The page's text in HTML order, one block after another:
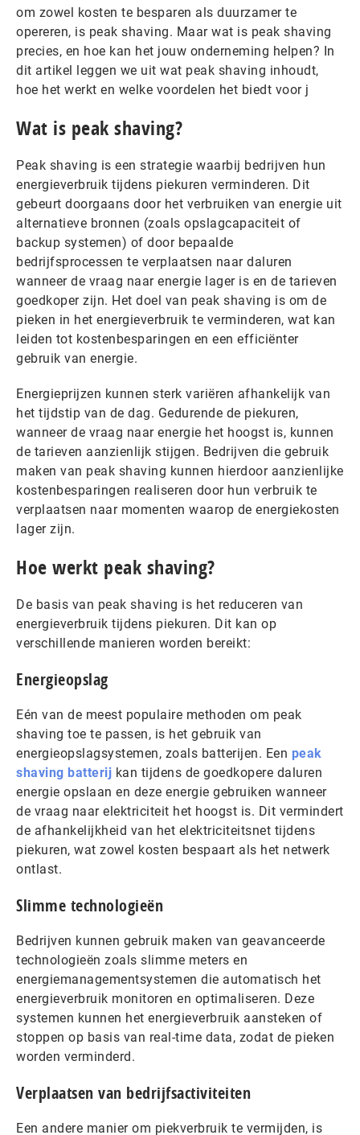
om zowel kosten te besparen als duurzamer te
opereren, is peak shaving. Maar wat is peak shaving
precies, en hoe kan het jouw onderneming helpen? In
dit artikel leggen we uit wat peak shaving inhoudt,
hoe het werkt en welke voordelen het biedt voor j
Wat is peak shaving?
Peak shaving is een strategie waarbij bedrijven hun
energieverbruik tijdens piekuren verminderen. Dit
gebeurt doorgaans door het verbruiken van energie uit
alternatieve bronnen (zoals opslagcapaciteit of
backup systemen) of door bepaalde
bedrijfsprocessen te verplaatsen naar daluren
wanneer de vraag naar energie lager is en de tarieven
goedkoper zijn. Het doel van peak shaving is om de
pieken in het energieverbruik te verminderen, wat kan
leiden tot kostenbesparingen en een efficiënter
gebruik van energie.
Energieprijzen kunnen sterk variëren afhankelijk van
het tijdstip van de dag. Gedurende de piekuren,
wanneer de vraag naar energie het hoogst is, kunnen
de tarieven aanzienlijk stijgen. Bedrijven die gebruik
maken van peak shaving kunnen hierdoor aanzienlijke
kostenbesparingen realiseren door hun verbruik te
verplaatsen naar momenten waarop de energiekosten
lager zijn.
Hoe werkt peak shaving?
De basis van peak shaving is het reduceren van
energieverbruik tijdens piekuren. Dit kan op
verschillende manieren worden bereikt:
Energieopslag
Eén van de meest populaire methoden om peak
shaving toe te passen, is het gebruik van
energieopslagsystemen, zoals batterijen. Een peak
shaving batterij kan tijdens de goedkopere daluren
energie opslaan en deze energie gebruiken wanneer
de vraag naar elektriciteit het hoogst is. Dit vermindert
de afhankelijkheid van het elektriciteitsnet tijdens
piekuren, wat zowel kosten bespaart als het netwerk
ontlast.
Slimme technologieën
Bedrijven kunnen gebruik maken van geavanceerde
technologieën zoals slimme meters en
energiemanagementsystemen die automatisch het
energieverbruik monitoren en optimaliseren. Deze
systemen kunnen het energieverbruik aansteken of
stoppen op basis van real-time data, zodat de pieken
worden verminderd.
Verplaatsen van bedrijfsactiviteiten
Een andere manier om piekverbruik te vermijden, is